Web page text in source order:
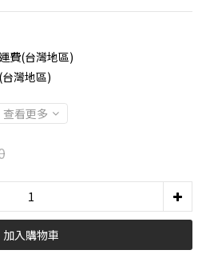
費(台灣地區)
灣地區)
查看更多
加入購物車